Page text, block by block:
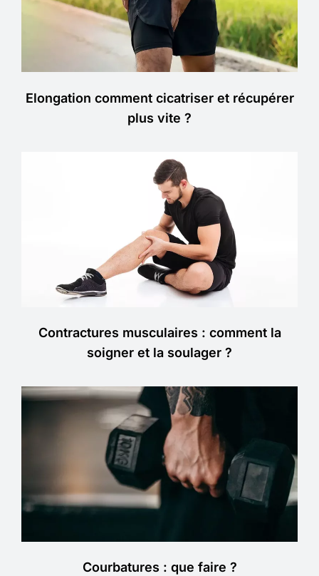
Elongation comment cicatriser et récupérer
plus vite ?
Contractures musculaires : comment la
soigner et la soulager ?
Courbatures : que faire ?